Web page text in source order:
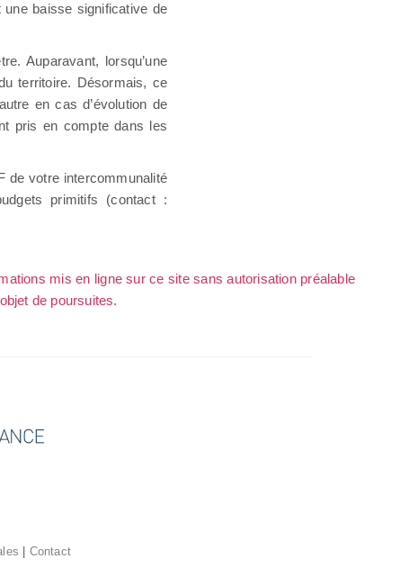
une baisse significative de
Auparavant, lorsqu’une
territoire. Désormais, ce
en cas d’évolution de
pris en compte dans les
de votre intercommunalité
primitifs (contact :
mis en ligne sur ce site sans autorisation préalable
de poursuites.
| Contact